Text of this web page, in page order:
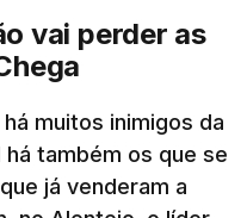
força política
(8%).
Aliança
é um resultado que
destacado”, lê-se no
vai perder as
muitos inimigos da
também os que se
já venderam a